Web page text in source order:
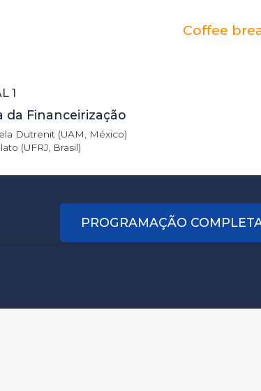
Coffee
1
da Financeirização
Dutrenit (UAM, México)
(UFRJ, Brasil)
PROGRAMAÇÃO